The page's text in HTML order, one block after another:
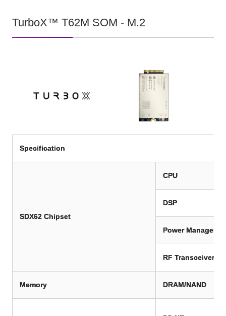
TurboX™ T62M SOM - M.2
Specification
SDX62 Chipset
CPU
DSP
Power
RF Transceiver
Memory DRAM/NAND